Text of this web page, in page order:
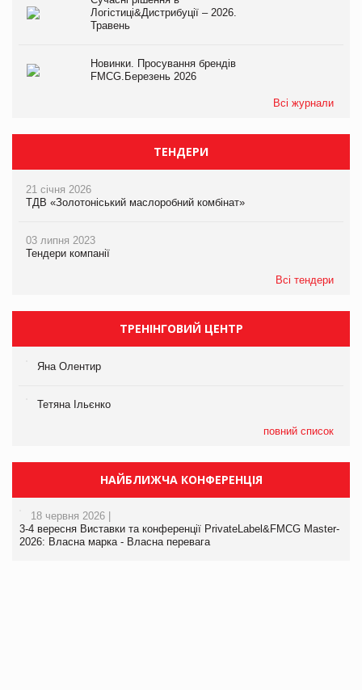
Логістиці&Дистрибуції – 2026.
Травень
Новинки. Просування брендів
FMCG.Березень 2026
Всі журнали
ТЕНДЕРИ
21 січня 2026
ТДВ «Золотоніський маслоробний комбінат»
03 липня 2023
Тендери компанії
Всі тендери
ТРЕНІНГОВИЙ ЦЕНТР
Яна Олентир
Тетяна Ільєнко
повний список
НАЙБЛИЖЧА КОНФЕРЕНЦІЯ
18 червня 2026 |
3-4 вересня Виставки та конференції PrivateLabel&FMCG Master-
2026: Власна марка - Власна перевага